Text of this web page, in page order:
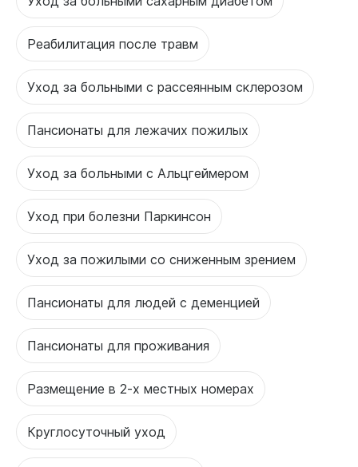
Реабилитация после травм
Уход за больными с рассеянным склерозом
Пансионаты для лежачих пожилых
Уход за больными с Альцгеймером
Уход при болезни Паркинсон
Уход за пожилыми со сниженным зрением
Пансионаты для людей с деменцией
Пансионаты для проживания
Размещение в 2-х местных номерах
Круглосуточный уход